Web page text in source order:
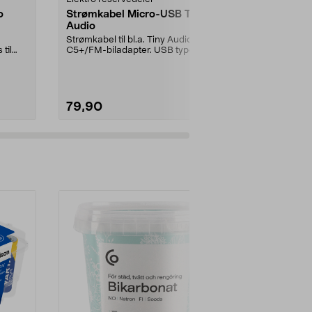
til
Strømkabel Micro-USB Tiny
Audio
Strømkabel til bl.a. Tiny Audio DAB
C5+/FM-biladapter. USB type A til
79,90